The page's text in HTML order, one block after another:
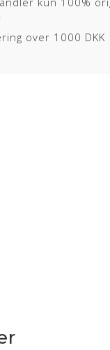
en let korrigering af
over 1000 DKK